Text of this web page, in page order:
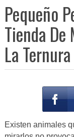
Pequeño
Tienda De
La
Existen animales